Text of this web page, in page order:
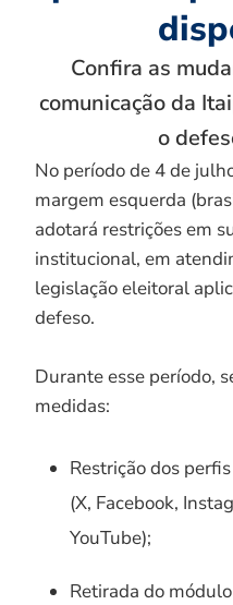
Confira as
comunicação da
o
No período de 4 de
margem esquerda
adotará restrições em
institucional, em
legislação eleitoral
defeso.
Durante esse período,
medidas:
Restrição dos
(X, Facebook,
YouTube);
Retirada do